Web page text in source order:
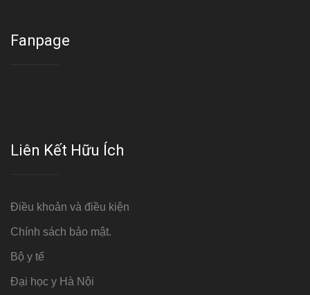
Fanpage
Liên Kết Hữu Ích
Điều khoản và điều kiện
Chính sách bảo mật.
Bộ y tế
Đại học y Hà Nội